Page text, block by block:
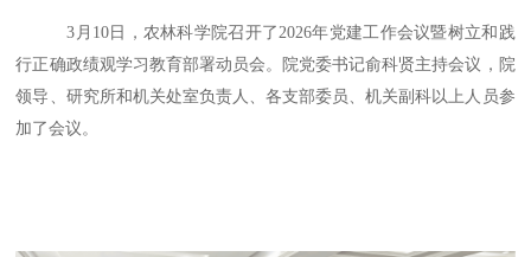
3月10日，农林科学院召开了2026年党建工作会议暨树立和践
行正确政绩观学习教育部署动员会。院党委书记俞科贤主持会议，院
领导、研究所和机关处室负责人、各支部委员、机关副科以上人员参
加了会议。